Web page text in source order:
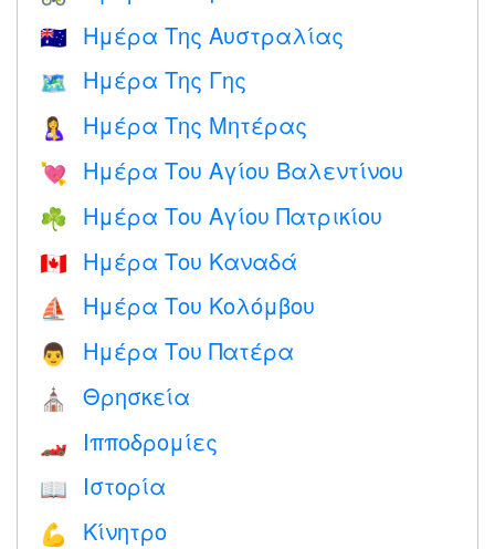
🇦🇺 Ημέρα Της Αυστραλίας
🗺️ Ημέρα Της Γης
🤱 Ημέρα Της Μητέρας
💘 Ημέρα Του Αγίου Βαλεντίνου
☘️ Ημέρα Του Αγίου Πατρικίου
🇨🇦 Ημέρα Του Καναδά
⛵️ Ημέρα Του Κολόμβου
👨 Ημέρα Του Πατέρα
⛪️ Θρησκεία
🏎 Ιπποδρομίες
📖 Ιστορία
💪 Κίνητρο